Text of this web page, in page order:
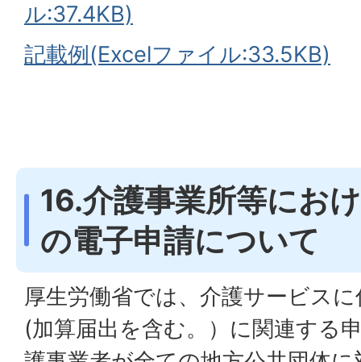
ル:37.4KB)
記載例(Excelファイル:33.5KB)
16.介護事業所等にお
の電子申請について
厚生労働省では、介護サービス
(加算届出を含む。）に関連する